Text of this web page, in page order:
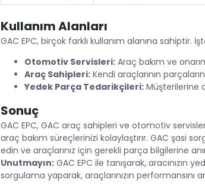
Kullanım Alanları
GAC EPC, birçok farklı kullanım alanına sahiptir.
Otomotiv Servisleri:Araç bakım ve
Araç Sahipleri:Kendi araçlarının
Yedek Parça Tedarikçileri:Müşterilerine
Sonuç
GAC EPC, GAC araç sahipleri ve otomotiv
araç bakım süreçlerinizi kolaylaştırır. GAC şasi
edin ve araçlarınız için gerekli parça bilgilerine
Unutmayın:GAC EPC ile tanışarak, aracınızın
sorgulama yaparak, araçlarınızın performansını